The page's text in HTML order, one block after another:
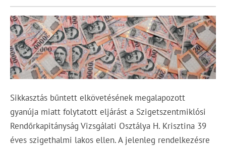
Sikkasztás bűntett elkövetésének megalapozott
gyanúja miatt folytatott eljárást a Szigetszentmiklósi
Rendőrkapitányság Vizsgálati Osztálya H. Krisztina 39
éves szigethalmi lakos ellen. A jelenleg rendelkezésre